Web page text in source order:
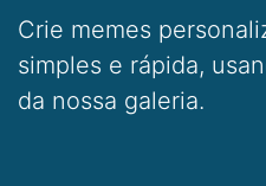
Crie memes
simples e rápida,
da nossa galeria.